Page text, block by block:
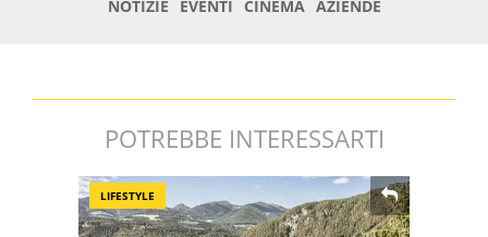
POTREBBE INTERESSARTI
LIFESTYLE